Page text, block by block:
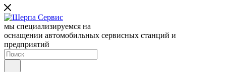
мы специализируемся на
оснащении автомобильных сервисных станций и
предприятий